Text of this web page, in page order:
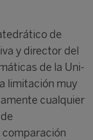
de
y director del
de la Uni­
limitación muy
cualquier
comparación